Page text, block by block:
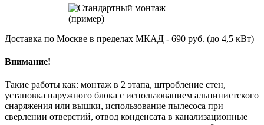
Доставка по Москве в пределах МКАД - 690 руб. (до 4,5 кВт)
Внимание!
Такие работы как: монтаж в 2 этапа, штробление стен,
установка наружного блока с использованием альпинистского
снаряжения или вышки, использование пылесоса при
сверлении отверстий, отвод конденсата в канализационные